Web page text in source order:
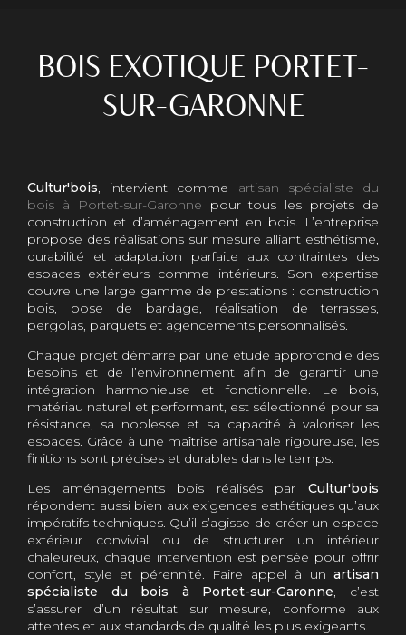
BOIS EXOTIQUE PORTET-
SUR-GARONNE
Cultur'bois, intervient comme artisan spécialiste du
bois à Portet-sur-Garonne pour tous les projets de
construction et d’aménagement en bois. L’entreprise
propose des réalisations sur mesure alliant esthétisme,
durabilité et adaptation parfaite aux contraintes des
espaces extérieurs comme intérieurs. Son expertise
couvre une large gamme de prestations : construction
bois, pose de bardage, réalisation de terrasses,
pergolas, parquets et agencements personnalisés.
Chaque projet démarre par une étude approfondie des
besoins et de l’environnement afin de garantir une
intégration harmonieuse et fonctionnelle. Le bois,
matériau naturel et performant, est sélectionné pour sa
résistance, sa noblesse et sa capacité à valoriser les
espaces. Grâce à une maîtrise artisanale rigoureuse, les
finitions sont précises et durables dans le temps.
Les aménagements bois réalisés par Cultur'bois
répondent aussi bien aux exigences esthétiques qu’aux
impératifs techniques. Qu’il s’agisse de créer un espace
extérieur convivial ou de structurer un intérieur
chaleureux, chaque intervention est pensée pour offrir
confort, style et pérennité. Faire appel à un artisan
spécialiste du bois à Portet-sur-Garonne, c’est
s’assurer d’un résultat sur mesure, conforme aux
attentes et aux standards de qualité les plus exigeants.